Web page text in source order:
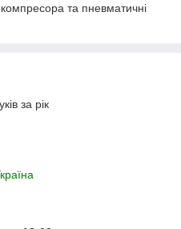
та пневматичні
за рік